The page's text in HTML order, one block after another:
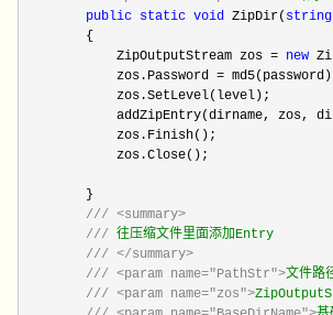
public static void ZipDir( string
        {
            ZipOutputStream zos
= new
            zos.Password
=
            zos.SetLevel(level);
addZipEntry(dirname, zos,
            zos.Finish();
            zos.Close();
        }
/// <summary>
/// 往压缩文件里面添加Entry
/// </summary>
/// <param name="PathStr">文件路
/// <param name="zos">